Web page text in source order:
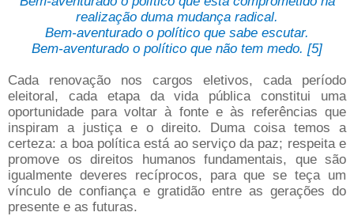
realização duma mudança radical.
Bem-aventurado o político que sabe escutar.
Bem-aventurado o político que não tem medo. [5]
Cada renovação nos cargos eletivos, cada período
eleitoral, cada etapa da vida pública constitui uma
oportunidade para voltar à fonte e às referências que
inspiram a justiça e o direito. Duma coisa temos a
certeza: a boa política está ao serviço da paz; respeita e
promove os direitos humanos fundamentais, que são
igualmente deveres recíprocos, para que se teça um
vínculo de confiança e gratidão entre as gerações do
presente e as futuras.